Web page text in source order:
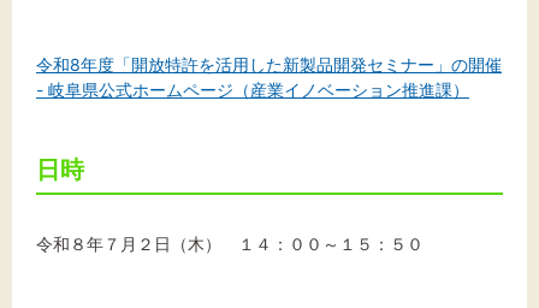
黒 白 黄
令和8年度「開放特許を活用した新製品開発セミナー」の開催
- 岐阜県公式ホームページ（産業イノベーション推進課）
日時
令和８年７月２日（木） １４：００～１５：５０